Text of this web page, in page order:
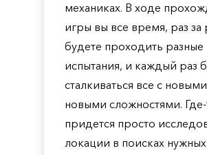
механиках. В ходе
игры вы все время, раз за
будете проходить разные
испытания, и каждый раз
сталкиваться все с
новыми сложностями.
придется просто
локации в поисках